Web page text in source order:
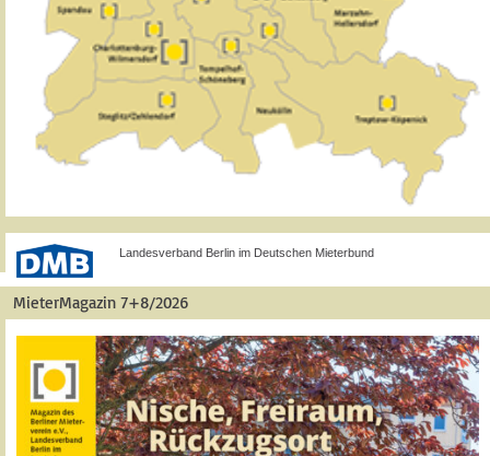
Landesverband Berlin im Deutschen Mieterbund
MieterMagazin 7+8/2026